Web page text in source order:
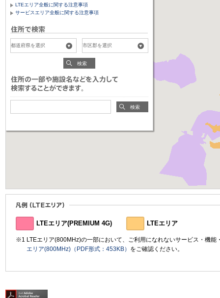
LTEエリア全般に関する注意事項
サービスエリア全般に関する注意事項
検索
検索
LTEエリア(PREMIUM 4G) LTEエリア
LTEエリア(800MHz)の一部において、ご利用になれないサービス・機能
エリア(800MHz)（PDF形式：453KB） をご確認ください。